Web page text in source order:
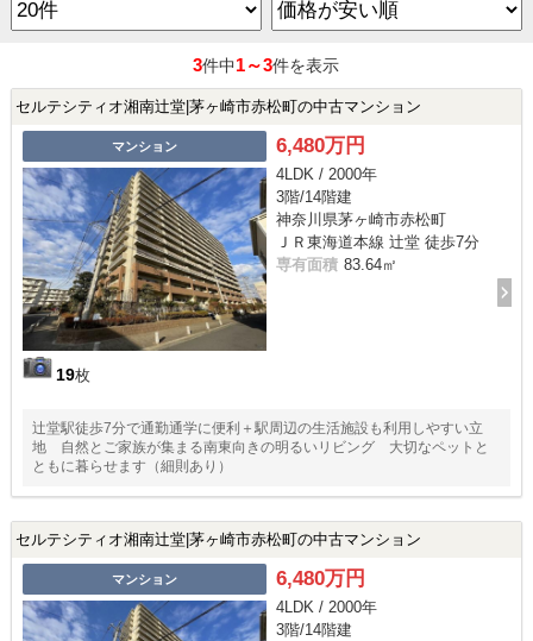
3件中1～3件を表示
セルテシティオ湘南辻堂|茅ヶ崎市赤松町の中古マンション
マンション
19枚
6,480万円
4LDK / 2000年
3階/14階建
神奈川県茅ヶ崎市赤松町
ＪＲ東海道本線 辻堂 徒歩7分
専有面積 83.64㎡
辻堂駅徒歩7分で通勤通学に便利＋駅周辺の生活施設も利用しやすい立
地 自然とご家族が集まる南東向きの明るいリビング 大切なペットと
ともに暮らせます（細則あり）
セルテシティオ湘南辻堂|茅ヶ崎市赤松町の中古マンション
マンション 6,480万円
4LDK / 2000年
3階/14階建